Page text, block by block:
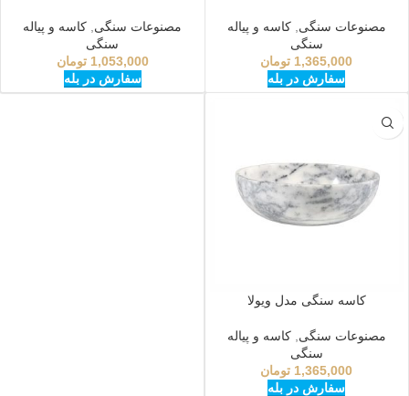
مصنوعات سنگی,کاسه و پیاله
سنگی
1,365,000 تومان
سفارش در بله
مصنوعات سنگی, کاسه و پیاله
سنگی
1,053,000 تومان
سفارش در بله
کاسه سنگی مدل ویولا
مصنوعات سنگی ,کاسه و پیاله
سنگی
1,365,000 تومان
سفارش در بله